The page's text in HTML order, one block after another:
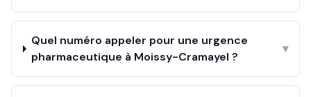
Quel numéro appeler pour une urgence
pharmaceutique à Moissy-Cramayel ?
▾